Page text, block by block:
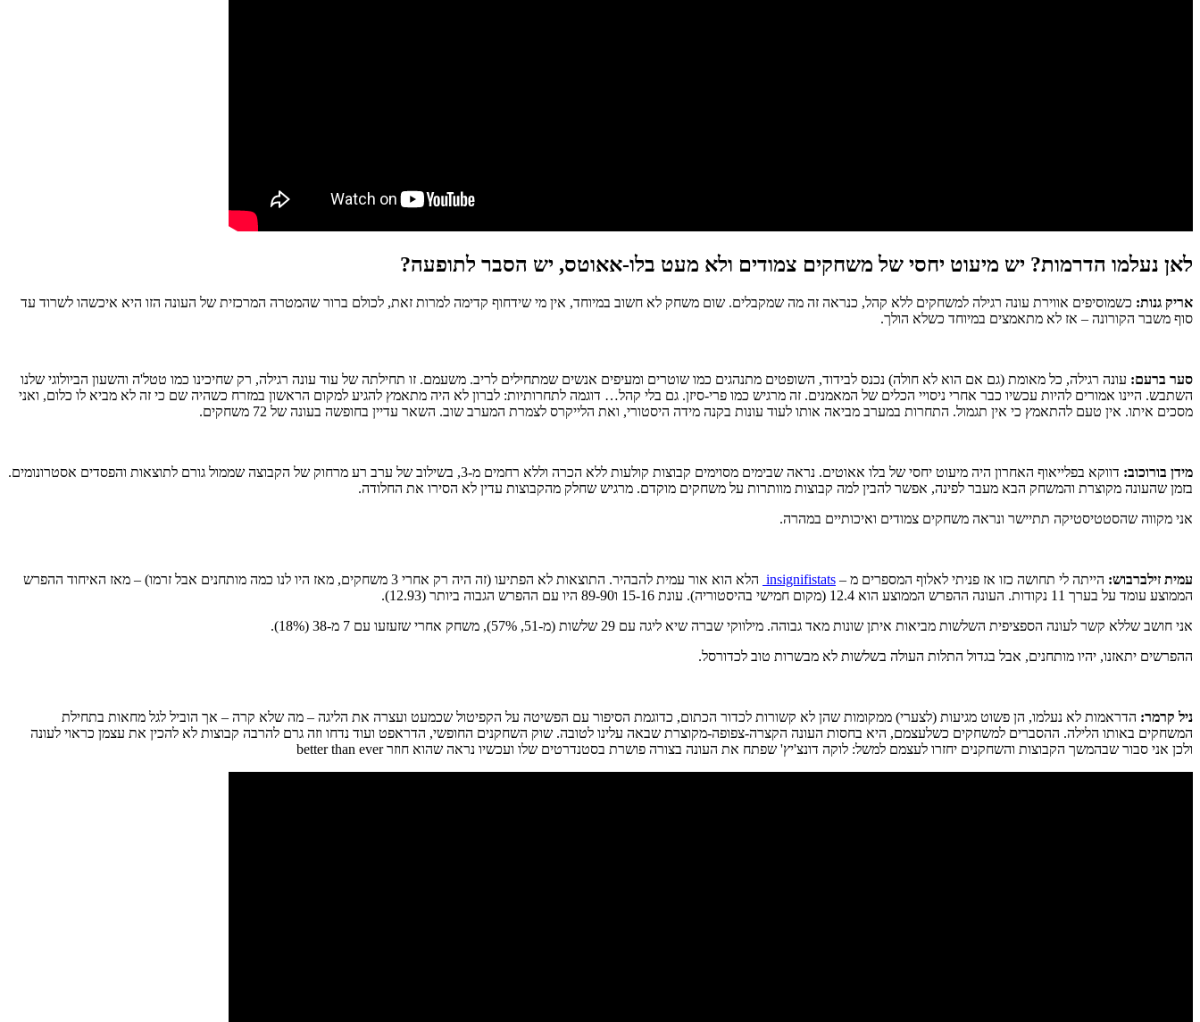
לאן נעלמו הדרמות? יש מיעוט יחסי של משחקים צמודים ולא מעט בלו-אאוטס, יש הסבר לתופעה?
אריק גנות: כשמוסיפים אווירת עונה רגילה למשחקים ללא קהל, כנראה זה מה שמקבלים. שום משחק לא חשוב במיוחד, אין מי שידחוף קדימה למרות זאת, לכולם ברור שהמטרה המרכזית של העונה הזו היא איכשהו לשרוד עד
סוף משבר הקורונה – אז לא מתאמצים במיוחד כשלא הולך.
סער ברעם: עונה רגילה, כל מאומת (גם אם הוא לא חולה) נכנס לבידוד, השופטים מתנהגים כמו שוטרים ומעיפים אנשים שמתחילים לריב. משעמם. זו תחילתה של עוד עונה רגילה, רק שחיכינו כמו טטל'ה והשעון הביולוגי שלנו
השתבש. היינו אמורים להיות עכשיו כבר אחרי ניסויי הכלים של המאמנים. זה מרגיש כמו פרי-סיזן. גם בלי קהל… דוגמה לתחרותיות: לברון לא היה מתאמץ להגיע למקום הראשון במזרח כשהיה שם כי זה לא מביא לו כלום, ואני
מסכים איתו. אין טעם להתאמץ כי אין תגמול. התחרות במערב מביאה אותו לעוד עונות בקנה מידה היסטורי, ואת הלייקרס לצמרת המערב שוב. השאר עדיין בחופשה בעונה של 72 משחקים.
מידן בורוכוב:
דווקא בפלייאוף האחרון היה מיעוט יחסי של בלו אאוטים. נראה שבימים מסוימים קבוצות קולעות ללא הכרה וללא רחמים מ-3, בשילוב של ערב רע מרחוק של הקבוצה שממול גורם לתוצאות והפסדים אסטרונומים.
בזמן שהעונה מקוצרת והמשחק הבא מעבר לפינה, אפשר להבין למה קבוצות מוותרות על משחקים מוקדם. מרגיש שחלק מהקבוצות עדין לא הסירו את החלודה.
אני מקווה שהסטטיסטיקה תתיישר ונראה משחקים צמודים ואיכותיים במהרה.
עמית זילברבוש: הייתה לי תחושה כזו אז פניתי לאלוף המספרים מ – insignifistats
הלא הוא אור עמית להבהיר. התוצאות לא הפתיעו (זה היה רק אחרי 3 משחקים, מאז היו לנו כמה מותחנים אבל זרמו) – מאז האיחוד ההפרש
הממוצע עומד על בערך 11 נקודות. העונה ההפרש הממוצע הוא 12.4 (מקום חמישי בהיסטוריה). עונת 15-16 ו89-90 היו עם ההפרש הגבוה ביותר (12.93).
אני חושב שללא קשר לעונה הספציפית השלשות מביאות איתן שונות מאד גבוהה. מילווקי שברה שיא ליגה עם 29 שלשות (מ-51, 57%), משחק אחרי שזעזעו עם 7 מ-38 (18%).
ההפרשים יתאזנו, יהיו מותחנים, אבל בגדול התלות העולה בשלשות לא מבשרות טוב לכדורסל.
ניל קרמר: הדראמות לא נעלמו, הן פשוט מגיעות (לצערי) ממקומות שהן לא קשורות לכדור הכתום, כדוגמת הסיפור עם הפשיטה על הקפיטול שכמעט ועצרה את הליגה – מה שלא קרה – אך הוביל לגל מחאות בתחילת
המשחקים באותו הלילה. ההסברים למשחקים כשלעצמם, היא בחסות העונה הקצרה-צפופה-מקוצרת שבאה עלינו לטובה. שוק השחקנים החופשי, הדראפט ועוד נדחו וזה גרם להרבה קבוצות לא להכין את עצמן כראוי לעונה
ולכן אני סבור שבהמשך הקבוצות והשחקנים יחזרו לעצמם למשל: לוקה דונצ'יץ' שפתח את העונה בצורה פושרת בסטנדרטים שלו ועכשיו נראה שהוא חוזר better than ever